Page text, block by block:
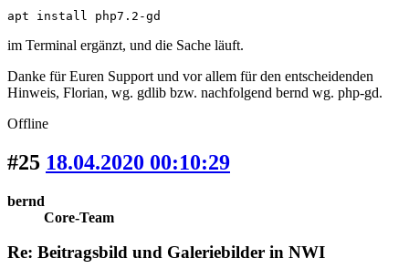
apt install php7.2-gd
im Terminal ergänzt, und die Sache läuft.
Danke für Euren Support und vor allem für den entscheidenden
Hinweis, Florian, wg. gdlib bzw. nachfolgend bernd wg. php-gd.
Offline
#25 18.04.2020 00:10:29
bernd
Core-Team
Re: Beitragsbild und Galeriebilder in NWI